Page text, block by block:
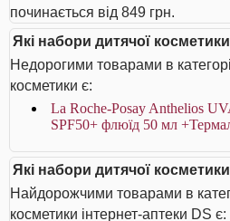
починається від 849 грн.
Які набори дитячої
Недорогими товарами в
косметики є:
La Roche-Posay Anthelios
SPF50+ флюїд 50 мл
Які набори дитячої
Найдорожчими товарами в
косметики інтернет-аптеки DS є: